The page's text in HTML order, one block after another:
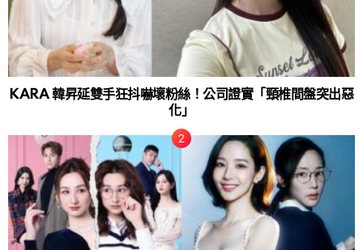
KARA 韓昇延雙手狂抖嚇壞粉絲！公司證實「頸椎間盤突出惡
化」